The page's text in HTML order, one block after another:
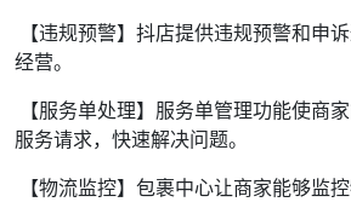
【违规预警】抖店提供违规预警和申
经营。
【服务单处理】服务单管理功能使商
服务请求，快速解决问题。
【物流监控】包裹中心让商家能够监